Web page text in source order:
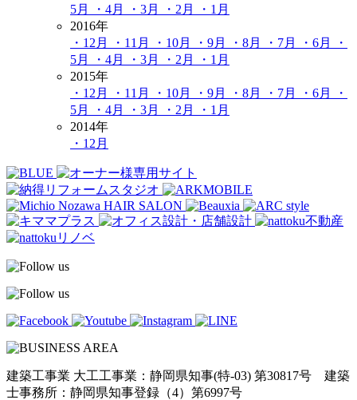
5月
・4月 ・3月 ・2月
・1月
2016年
・12月
・11月 ・10月 ・9月 ・8月 ・7月 ・6月
・
5月
・4月 ・3月 ・2月
・1月
2015年
・12月
・11月 ・10月 ・9月 ・8月 ・7月 ・6月
・
5月
・4月 ・3月 ・2月
・1月
2014年
・12月
建築工事業 大工工事業：静岡県知事(特-03) 第30817号 建築
士事務所：静岡県知事登録（4）第6997号